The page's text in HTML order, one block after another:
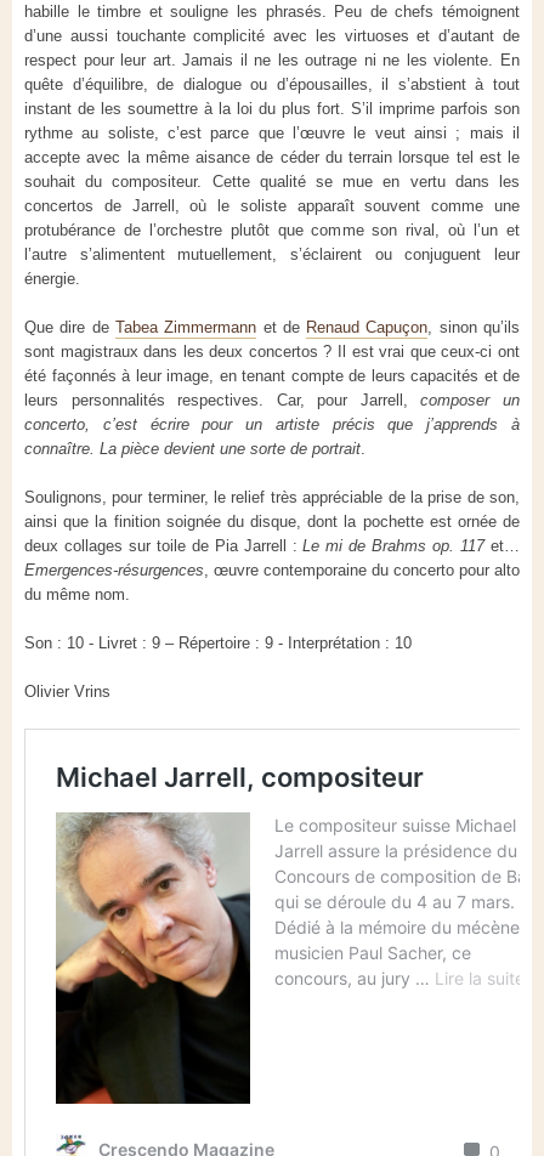
habille le timbre et souligne les phrasés. Peu de chefs témoignent
d’une aussi touchante complicité avec les virtuoses et d’autant de
respect pour leur art. Jamais il ne les outrage ni ne les violente. En
quête d’équilibre, de dialogue ou d’épousailles, il s’abstient à tout
instant de les soumettre à la loi du plus fort. S’il imprime parfois son
rythme au soliste, c’est parce que l’œuvre le veut ainsi ; mais il
accepte avec la même aisance de céder du terrain lorsque tel est le
souhait du compositeur. Cette qualité se mue en vertu dans les
concertos de Jarrell, où le soliste apparaît souvent comme une
protubérance de l’orchestre plutôt que comme son rival, où l’un et
l’autre s’alimentent mutuellement, s’éclairent ou conjuguent leur
énergie.
Que dire de Tabea Zimmermann et de Renaud Capuçon , sinon qu’ils
sont magistraux dans les deux concertos ? Il est vrai que ceux-ci ont
été façonnés à leur image, en tenant compte de leurs capacités et de
leurs personnalités respectives. Car, pour Jarrell,composer un
concerto, c’est écrire pour un artiste précis que j’apprends à
connaître. La pièce devient une sorte de portrait
Soulignons, pour terminer, le relief très appréciable de la prise de son,
ainsi que la finition soignée du disque, dont la pochette est ornée de
deux collages sur toile de Pia Jarrell :Le mi de Brahms op. 117et…
Emergences-résurgences , œuvre contemporaine du concerto pour alto
du même nom.
Son : 10 - Livret : 9 – Répertoire : 9 - Interprétation : 10
Olivier Vrins